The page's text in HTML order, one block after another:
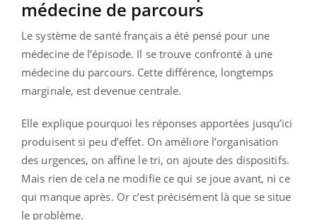
médecine de parcours
Le système de santé français a été pensé pour une
médecine de l’épisode. Il se trouve confronté à une
médecine du parcours. Cette différence, longtemps
marginale, est devenue centrale.
Elle explique pourquoi les réponses apportées jusqu’ici
produisent si peu d’effet. On améliore l’organisation
des urgences, on affine le tri, on ajoute des dispositifs.
Mais rien de cela ne modifie ce qui se joue avant, ni ce
qui manque après. Or c’est précisément là que se situe
le problème.